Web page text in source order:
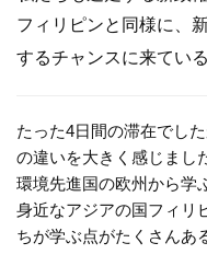
フィリピンと同様に、
するチャンスに来てい
たった4日間の滞在でし
の違いを大きく感じまし
環境先進国の欧州から学
身近なアジアの国フィリ
ちが学ぶ点がたくさんあ